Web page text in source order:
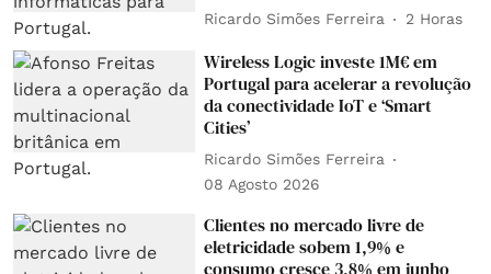
Ricardo Simões Ferreira 2 Horas
Wireless Logic investe 1M€ em
Portugal para acelerar a revolução
da conectividade IoT e ‘Smart
Cities’
Ricardo Simões Ferreira
08 Agosto 2026
Clientes no mercado livre de
eletricidade sobem 1,9% e
consumo cresce 3,8% em junho